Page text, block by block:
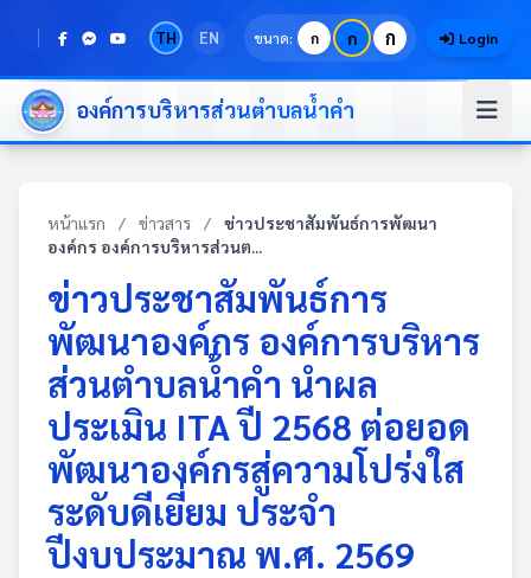
TH EN ขนาด: ก ก ก Login
องค์การบริหารส่วนตำบลน้ำคำ
หน้าแรก / ข่าวสาร /
ข่าวประชาสัมพันธ์การพัฒนา
องค์กร องค์การบริหารส่วนต...
ข่าวประชาสัมพันธ์การ
พัฒนาองค์กร องค์การบริหาร
ส่วนตำบลน้ำคำ นำผล
ประเมิน ITA ปี 2568 ต่อยอด
พัฒนาองค์กรสู่ความโปร่งใส
ระดับดีเยี่ยม ประจำ
ปีงบประมาณ พ.ศ. 2569